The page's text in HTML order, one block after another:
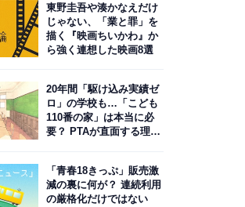
東野圭吾や湊かなえだけ
じゃない、「業と罪」を
描く『映画ちいかわ』か
ら強く連想した映画8選
20年間「駆け込み実績ゼ
ロ」の学校も…「こども
110番の家」は本当に必
要？ PTAが直面する理想
「青春18きっぷ」販売激
減の裏に何が？ 連続利用
の厳格化だけではない